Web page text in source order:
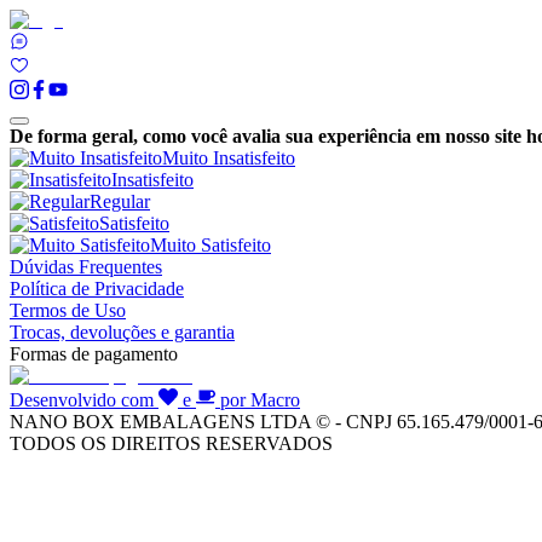
De forma geral, como você avalia sua experiência em nosso site
Muito Insatisfeito
Insatisfeito
Regular
Satisfeito
Muito Satisfeito
Dúvidas Frequentes
Política de Privacidade
Termos de Uso
Trocas, devoluções e garantia
Formas de pagamento
Desenvolvido com e
por Macro
NANO BOX EMBALAGENS LTDA © - CNPJ 65.165.479/0001-
TODOS OS DIREITOS RESERVADOS